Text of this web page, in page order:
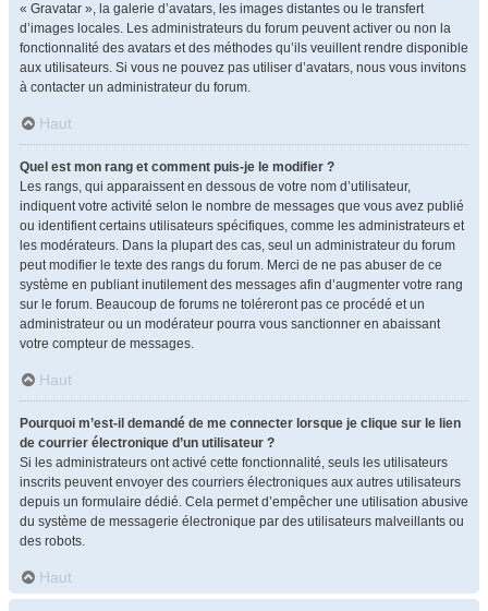
« Gravatar », la galerie d’avatars, les images distantes ou le transfert
d’images locales. Les administrateurs du forum peuvent activer ou non la
fonctionnalité des avatars et des méthodes qu’ils veuillent rendre disponible
aux utilisateurs. Si vous ne pouvez pas utiliser d’avatars, nous vous invitons
à contacter un administrateur du forum.
Haut
Quel est mon rang et comment puis-je le modifier ?
Les rangs, qui apparaissent en dessous de votre nom d’utilisateur,
indiquent votre activité selon le nombre de messages que vous avez publié
ou identifient certains utilisateurs spécifiques, comme les administrateurs et
les modérateurs. Dans la plupart des cas, seul un administrateur du forum
peut modifier le texte des rangs du forum. Merci de ne pas abuser de ce
système en publiant inutilement des messages afin d’augmenter votre rang
sur le forum. Beaucoup de forums ne toléreront pas ce procédé et un
administrateur ou un modérateur pourra vous sanctionner en abaissant
votre compteur de messages.
Haut
Pourquoi m’est-il demandé de me connecter lorsque je clique sur le lien
de courrier électronique d’un utilisateur ?
Si les administrateurs ont activé cette fonctionnalité, seuls les utilisateurs
inscrits peuvent envoyer des courriers électroniques aux autres utilisateurs
depuis un formulaire dédié. Cela permet d’empêcher une utilisation abusive
du système de messagerie électronique par des utilisateurs malveillants ou
des robots.
Haut